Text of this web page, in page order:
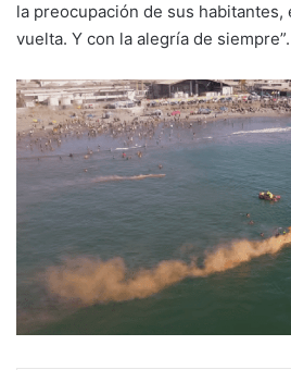
la preocupación de sus habitantes,
vuelta. Y con la alegría de siempre”.